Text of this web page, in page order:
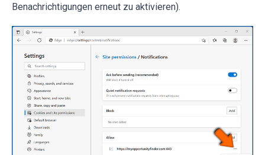
Benachrichtigungen erneut zu aktivieren).